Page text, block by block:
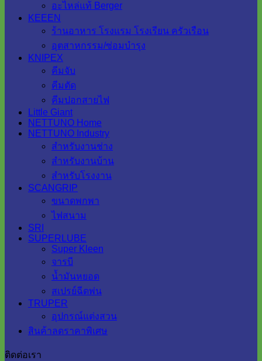
อะไหล่แท้ Berger
KEEEN
ร้านอาหาร โรงแรม โรงเรียน ครัวเรือน
อุตสาหกรรม/ซ่อมบำรุง
KNIPEX
คีมจับ
คีมตัด
คีมปอกสายไฟ
Little Giant
NETTUNO Home
NETTUNO Industry
สำหรับงานช่าง
สำหรับงานบ้าน
สำหรับโรงงาน
SCANGRIP
ขนาดพกพา
ไฟสนาม
SRI
SUPERLUBE
Super Kleen
จารบี
น้ำมันหยอด
สเปรย์ฉีดพ่น
TRUPER
อุปกรณ์แต่งสวน
สินค้าลดราคาพิเศษ
ติดต่อเรา